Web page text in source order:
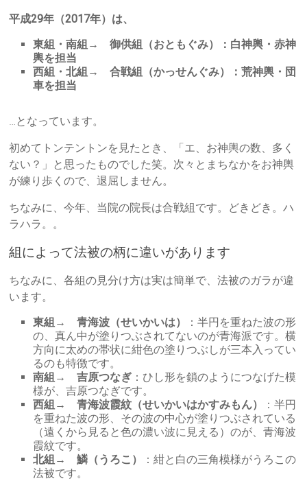
平成29年（2017年）は、
東組・南組→ 御供組（おともぐみ）：白神輿・赤神
輿を担当
西組・北組→ 合戦組（かっせんぐみ）：荒神輿・団
車を担当
…となっています。
初めてトンテントンを見たとき、「エ、お神輿の数、多く
ない？」と思ったものでした笑。次々とまちなかをお神輿
が練り歩くので、退屈しません。
ちなみに、今年、当院の院長は合戦組です。どきどき。ハ
ラハラ。。
組によって法被の柄に違いがあります
ちなみに、各組の見分け方は実は簡単で、法被のガラが違
います。
東組→ 青海波（せいかいは）
：半円を重ねた波の形
の、真ん中が塗りつぶされてないのが青海派です。横
方向に太めの帯状に紺色の塗りつぶしが三本入ってい
るのも特徴です。
南組→ 吉原つなぎ ：ひし形を鎖のようにつなげた模
様が、吉原つなぎです。
西組→ 青海波霞紋（せいかいはかすみもん）
：半円
を重ねた波の形、その波の中心が塗りつぶされている
（遠くから見ると色の濃い波に見える）のが、青海波
霞紋です。
北組→ 鱗（うろこ）
：紺と白の三角模様がうろこの
法被です。